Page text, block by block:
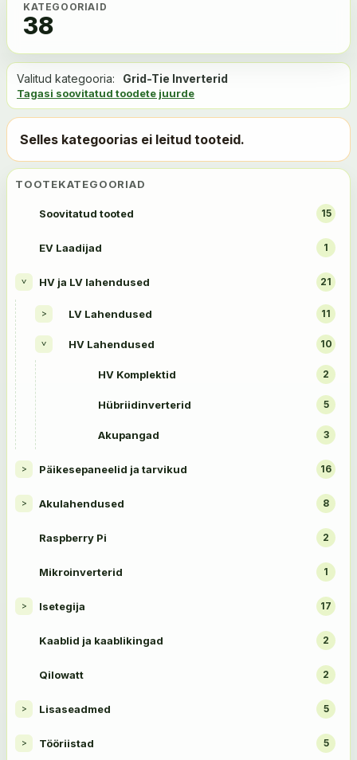
KATEGOORIAID
38
TOOTEKATEGOORIAD
Soovitatud tooted 15
EV Laadijad 1
> HV ja LV lahendused 21
> LV Lahendused 11
> HV Lahendused 10
HV Komplektid 2
Hübriidinverterid 5
Akupangad 3
> Päikesepaneelid ja tarvikud 16
> Akulahendused 8
Raspberry Pi 2
Mikroinverterid 1
> Isetegija 17
Kaablid ja kaablikingad 2
Qilowatt 2
> Lisaseadmed 5
> Tööriistad 5
Valitud kategooria: Grid-Tie Inverterid
Tagasi soovitatud toodete juurde
Selles kategoorias ei leitud tooteid.